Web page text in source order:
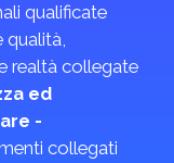
qualificate
qualità,
realtà collegate
ed
-
collegati